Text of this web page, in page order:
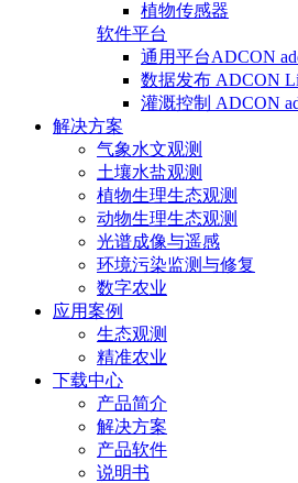
植物传感器
软件平台
通用平台ADCON
数据发布 ADCON
灌溉控制 ADCON
解决方案
气象水文观测
土壤水盐观测
植物生理生态观测
动物生理生态观测
光谱成像与遥感
环境污染监测与修复
数字农业
应用案例
生态观测
精准农业
下载中心
产品简介
解决方案
产品软件
说明书